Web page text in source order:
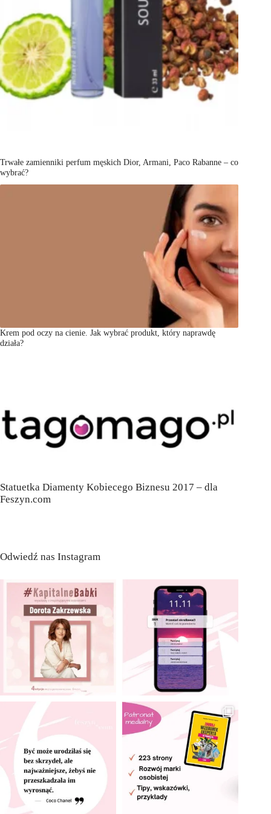
Trwałe zamienniki perfum męskich Dior, Armani, Paco Rabanne – co
wybrać?
Krem pod oczy na cienie. Jak wybrać produkt, który naprawdę
działa?
Statuetka Diamenty Kobiecego Biznesu 2017 – dla
Feszyn.com
Odwiedź nas Instagram